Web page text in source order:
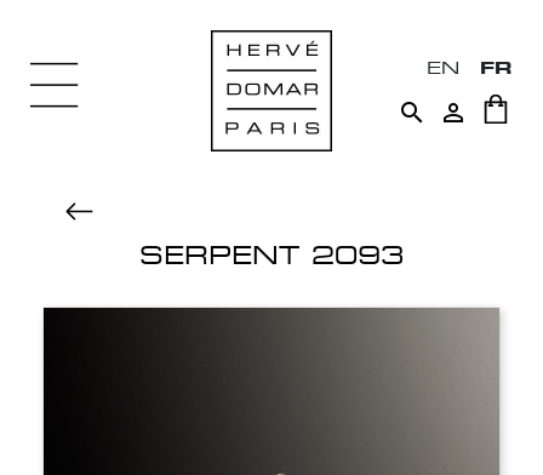
EN FR
 
SERPENT 2093